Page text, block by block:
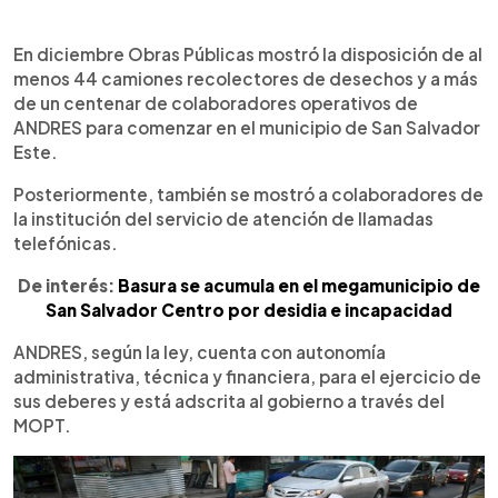
En diciembre Obras Públicas mostró la disposición de al
menos 44 camiones recolectores de desechos y a más
de un centenar de colaboradores operativos de
ANDRES para comenzar en el municipio de San Salvador
Este.
Posteriormente, también se mostró a colaboradores de
la institución del servicio de atención de llamadas
telefónicas.
De interés: Basura se acumula en el megamunicipio de
San Salvador Centro por desidia e incapacidad
ANDRES, según la ley, cuenta con autonomía
administrativa, técnica y financiera, para el ejercicio de
sus deberes y está adscrita al gobierno a través del
MOPT.